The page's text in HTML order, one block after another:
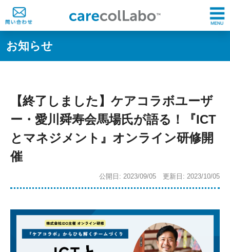
お知らせ
【終了しました】ケアコラボユーザ
ー・愛川舜寿会馬場氏が語る！『ICT
とマネジメント』オンライン研修開
催
公開日: 2023/09/05 更新日: 2023/10/05